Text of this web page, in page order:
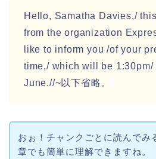
Hello, Samatha Davies,/
from the organization
like to inform you /of your
time,/ which will be 1:30pm/
June.//~以下省略。
おぉ！チャンクごとに読んでみ
章でも簡単に理解できますね。